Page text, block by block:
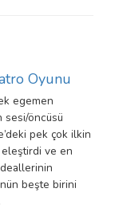
Oyunu
egemen
sesi/öncüsü
pek çok ilkin
eleştirdi ve en
beşte birini